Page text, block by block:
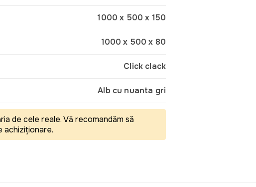
1000 x 500 x 150
1000 x 500 x 80
Click clack
Alb cu nuanta gri
de cele reale. Vă recomandăm să
achiziționare.